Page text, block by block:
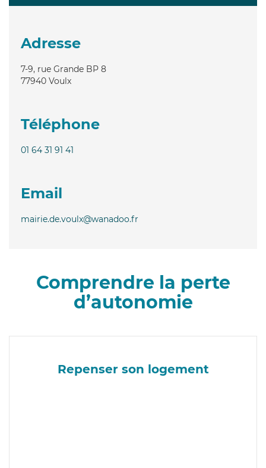
Adresse
7-9, rue Grande BP 8
77940 Voulx
Téléphone
01 64 31 91 41
Email
mairie.de.voulx@wanadoo.fr
Comprendre la perte
d’autonomie
Repenser son logement